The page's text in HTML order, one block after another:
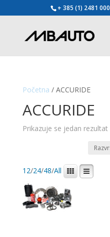
+ 385 (1) 2481 000
Početna / ACCURIDE
ACCURIDE
Prikazuje se jedan rezultat
12/24/48/All